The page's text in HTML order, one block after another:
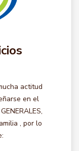
actitud
en el
, por lo